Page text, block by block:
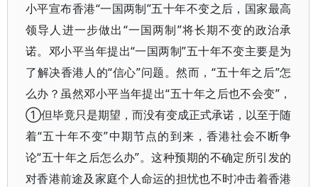
小平宣布香港“一国两制”五十年不变之后，国家最高
领导人进一步做出“一国两制”将长期不变的政治承
诺。邓小平当年提出“一国两制”五十年不变主要是为
了解决香港人的“信心”问题。然而，“五十年之后”怎
么办？虽然邓小平当年提出“五十年之后也不会变”，
①但毕竟只是期望，而没有变成正式承诺，以至于随
着“五十年不变”中期节点的到来，香港社会不断争
论“五十年之后怎么办”。这种预期的不确定所引发的
对香港前途及家庭个人命运的担忧也不时冲击着香港